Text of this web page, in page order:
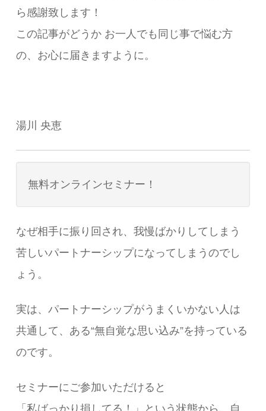
ら感謝致します！
この記事がどうか お一人でも同じ事で悩む方
の、お心に届きますように。
湯川 央恵
無料オンラインセミナー！
なぜ相手に振り回され、我慢ばかりしてしまう
苦しいパートナーシップになってしまうのでし
ょう。
実は、パートナーシップがうまくいかない人は
共通して、ある“無自覚な思い込み”を持っている
のです。
セミナーにご参加いただけると